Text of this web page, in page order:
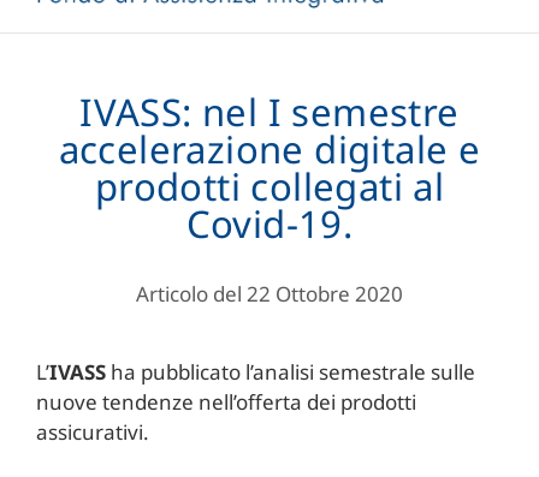
IVASS: nel I semestre
accelerazione digitale e
prodotti collegati al
Covid-19.
Articolo del 22 Ottobre 2020
L’IVASS ha pubblicato l’analisi semestrale sulle
nuove tendenze nell’offerta dei prodotti
assicurativi.